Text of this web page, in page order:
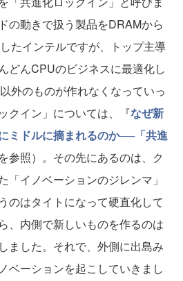
の動きで扱う製品をDRAMから
たインテルですが、トップ主導
どんCPUのビジネスに最適化し
外のものが作れなくなっていっ
クイン」については、『なぜ新
ミドルに摘まれるのか──「共進
参照）。その先にあるのは、ク
「イノベーションのジレンマ」
のはタイトになって硬直化して
、内側で新しいものを作るのは
ました。それで、外側に出島み
ベーションを起こしていきまし